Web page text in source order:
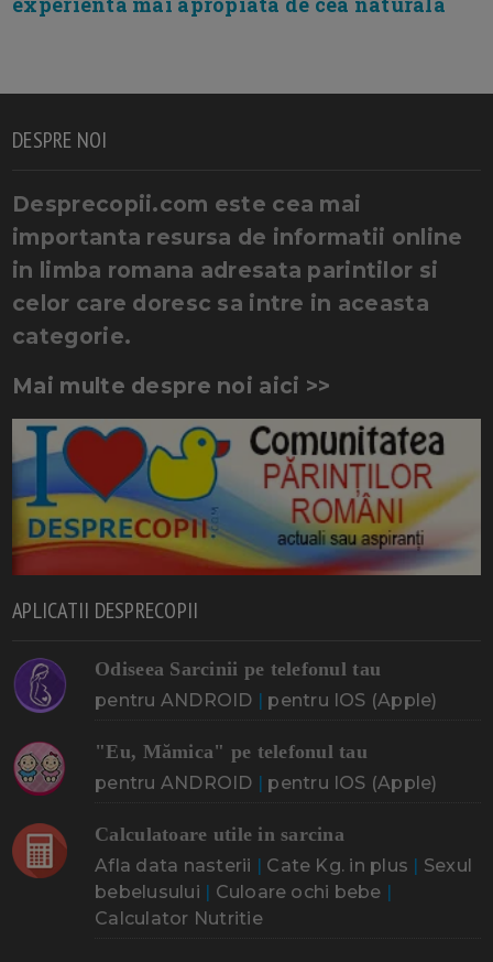
DESPRE NOI
Desprecopii.com este cea mai
importanta resursa de informatii online
in limba romana adresata parintilor si
celor care doresc sa intre in aceasta
categorie.
Mai multe despre noi aici >>
APLICATII DESPRECOPII
Odiseea Sarcinii pe telefonul tau
pentru ANDROID | pentru IOS (Apple)
"Eu, Mămica" pe telefonul tau
pentru ANDROID | pentru IOS (Apple)
Calculatoare utile in sarcina
Afla data nasterii | Cate Kg. in plus | Sexul
bebelusului | Culoare ochi bebe |
Calculator Nutritie